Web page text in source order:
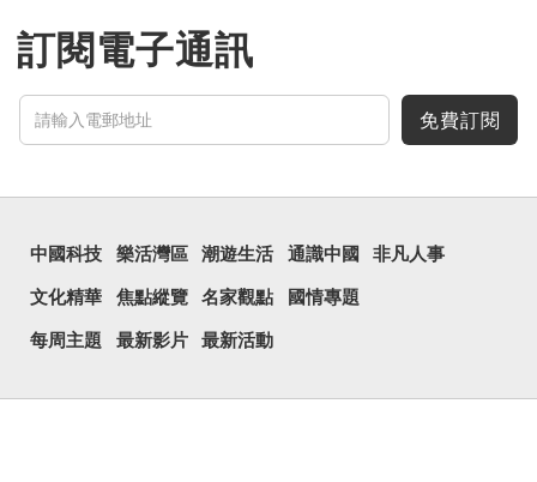
訂閱電子通訊
免費訂閱
中國科技 樂活灣區 潮遊生活 通識中國 非凡人事
文化精華 焦點縱覽 名家觀點 國情專題
每周主題 最新影片 最新活動